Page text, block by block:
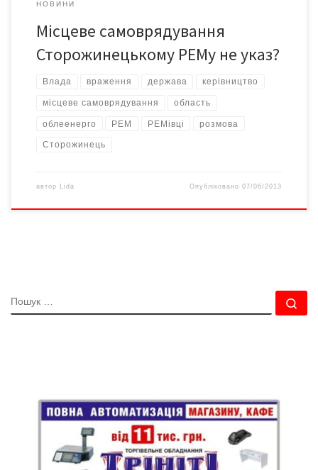
НОВИНИ
Місцеве самоврядування
Сторожинецькому РЕМу не указ?
Влада враження держава керівництво
місцеве самоврядування область
облеенерго РЕМ РЕМівці розмова
Сторожинець
автор Lida Опубліковано07/06/2013
ПОШУК